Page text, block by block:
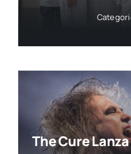
The Cure